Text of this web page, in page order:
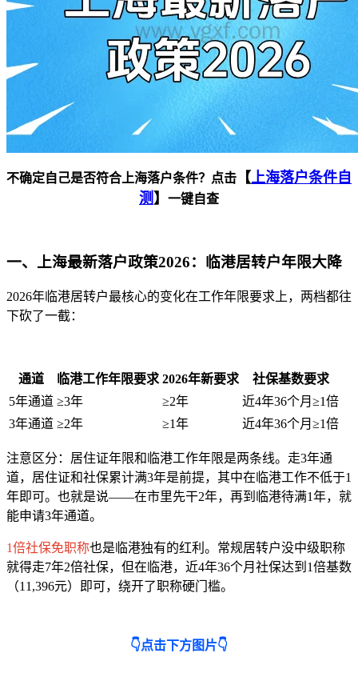
不确定自己是否符合上海落户条件？点击 【 上海落户条件自
测 】 一键自查
一、上海最新落户政策2026：临港居转户年限大降
2026年临港居转户最核心的变化在工作年限要求上，两档都往
下砍了一截：
通道 临港工作年限要求 2026年新要求
社保基数要求
5年通道 ≥3年 ≥2年
近4年36个月≥1倍
3年通道 ≥2年 ≥1年 近4年36个月≥1倍
注意区分：居住证年限和临港工作年限是两条线。走3年通
道，居住证和社保累计满3年是前提，其中在临港工作不低于1
年即可。也就是说——在市里先干2年，再到临港待满1年，就
能申请3年通道。
1倍社保免职称也是临港独有的红利。常规居转户没中级职称
就得走7年2倍社保，但在临港，近4年36个月社保达到1倍基数
（11,396元）即可，绕开了职称硬门槛。
👇点击下方图片👇